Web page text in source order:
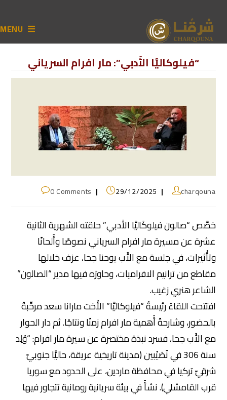
MENU
“فيلوكاليَّا الأَدبي”: مار افرام السرياني
charqouna
29/12/2025
0 Comments
خصَّص “صالون فيلوكَاليَّا الأَدبي” حلقته الشهرية الثانية
عشرة عن مسيرة مار افرام السرياني نصوصًا وأَلحانًا
وتأْثيرات، في جلسة مع الأَب يوحنا جحا، عزف خلالها
مقاطع من ترانيم الافراميات، وحاورَه فيها مدير “الصالون”
الشاعر هنري زغيب.
افتتحت اللقاءَ رئيسةُ “فيلوكاليَّا” الأُخت مارانا سعد مرحِّبةً
بالحضور، وشارحةً أَهمية مار افرام زمنًا ونتاجًا. ثم دار الحوار
مع الأَب جحا، فسرد نبذة مختصرة عن سيرة مار افرام: “وُلِد
سنة 306 في نُصَيْبين (مدينة تاريخية عريقة، حاليًّا جنوبيّ
شرقيّ تركيا في محافظة ماردين، على الحدود مع سوريا
قرب القامشلي). نشأَ في بيئة سريانية رومانية تتجاور فيها